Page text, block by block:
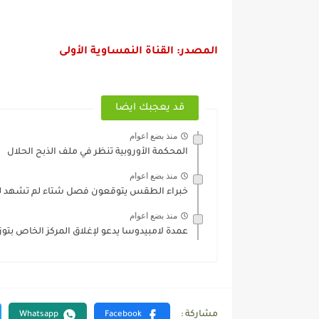
المصدر: القناة النمساوية الأولى
قد يعجبك ايضا
منذ بضع اعوام
المحكمة الأوروبية تنظر في ملف الذبح الحلال
منذ بضع اعوام
خبراء الطقس يتوقعون فصل شتاء لم تشهد
منذ بضع اعوام
عمدة لامبيدوسا يدعو لإغلاق المركز الخاص